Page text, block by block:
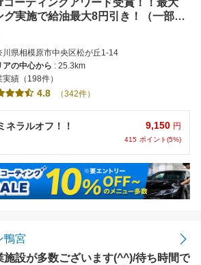
ーティングアワード受賞！！最大
実施で給油最大8円引き！（一部コ
）
川県相模原市中央区松が丘1-14
アの中心から : 25.3km
実績（198件）
4.8 （342件）
ネラルオフ！！ 9,150 円
415 ポイント(5%)
鴨宮
施設が多数ございます(^^)/待ち時間で